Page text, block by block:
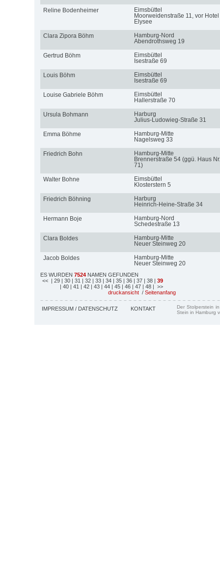
Reline Bodenheimer
Eimsbüttel
Moorweidenstraße 11, vor Hotel
Elysee
Clara Zipora Böhm
Hamburg-Nord
Abendrothsweg 19
Gertrud Böhm
Eimsbüttel
Isestraße 69
Louis Böhm
Eimsbüttel
Isestraße 69
Louise Gabriele Böhm
Eimsbüttel
Hallerstraße 70
Ursula Bohmann
Harburg
Julius-Ludowieg-Straße 31
Emma Böhme
Hamburg-Mitte
Nagelsweg 33
Friedrich Bohn
Hamburg-Mitte
Brennerstraße 54 (ggü. Haus Nr.
71)
Walter Bohne
Eimsbüttel
Klosterstern 5
Friedrich Böhning
Harburg
Heinrich-Heine-Straße 34
Hermann Boje
Hamburg-Nord
Schedestraße 13
Clara Boldes
Hamburg-Mitte
Neuer Steinweg 20
Jacob Boldes
Hamburg-Mitte
Neuer Steinweg 20
ES WURDEN 7524 NAMEN GEFUNDEN
<< | 29 | 30 | 31 | 32 | 33 | 34 | 35 | 36 | 37 | 38 | 39
| 40 | 41 | 42 | 43 | 44 | 45 | 46 | 47 | 48 | >>
druckansicht / Seitenanfang
IMPRESSUM / DATENSCHUTZ KONTAKT
Der Stolperstein
Stein in Hamburg